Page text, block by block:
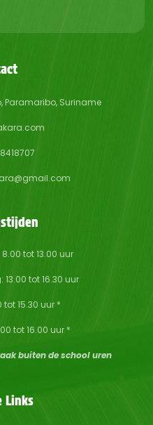
Paramaribo, Suriname
tot 13.00 uur
tot 16.30 uur
15.30 uur *
tot 16.00 uur *
buiten de school uren
Links